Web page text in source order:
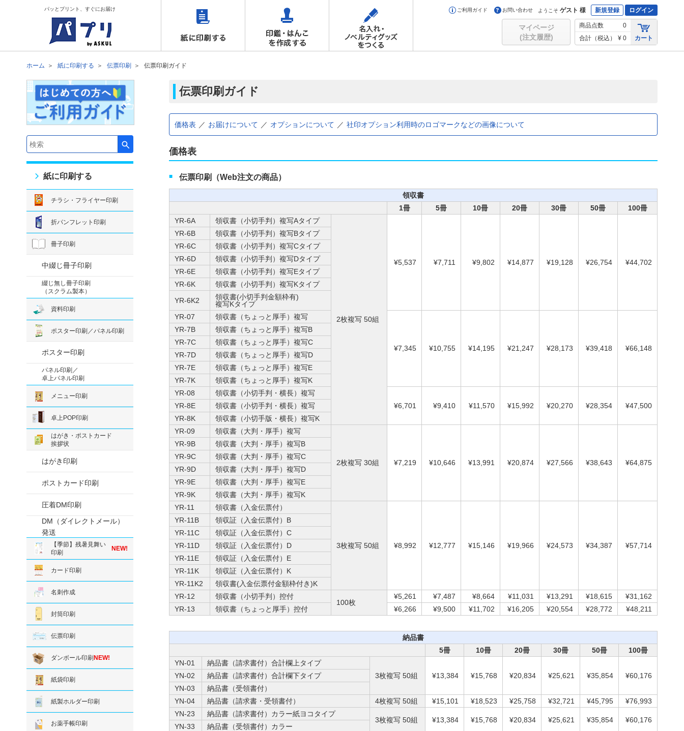
パッとプリント、すぐにお届け ご利用ガイド お問い合わせ ようこそ ゲスト 様 新規登録 ログイン
マイページ
(注文履歴)
商品点数
0
合計（税込）
¥ 0 カート
ホーム 紙に印刷する 伝票印刷 伝票印刷ガイド
伝票印刷ガイド
価格表 お届けについて オプションについて 社印オプション利用時のロゴマークなどの画像について
価格表
伝票印刷（Web注文の商品）
領収書
1冊
5冊 10冊 20冊 30冊 50冊
100冊
YR-6A
領収書（小切手判）複写Aタイプ
2枚複写 50組
¥5,537 ¥7,711 ¥9,802 ¥14,877 ¥19,128 ¥26,754 ¥44,702
YR-6B
領収書（小切手判）複写Bタイプ
YR-6C
領収書（小切手判）複写Cタイプ
YR-6D
領収書（小切手判）複写Dタイプ
YR-6E
領収書（小切手判）複写Eタイプ
YR-6K
領収書（小切手判）複写Kタイプ
YR-6K2
領収書(小切手判金額枠有)
複写Kタイプ
YR-07
領収書（ちょっと厚手）複写
¥7,345 ¥10,755 ¥14,195 ¥21,247 ¥28,173 ¥39,418 ¥66,148
YR-7B
領収書（ちょっと厚手）複写B
YR-7C
領収書（ちょっと厚手）複写C
YR-7D
領収書（ちょっと厚手）複写D
YR-7E
領収書（ちょっと厚手）複写E
YR-7K
領収書（ちょっと厚手）複写K
YR-08
領収書（小切手判・横長）複写
¥6,701
¥9,410 ¥11,570 ¥15,992 ¥20,270 ¥28,354 ¥47,500
YR-8E
領収書（小切手判・横長）複写
YR-8K
領収書（小切手版・横長）複写K
YR-09
領収書（大判・厚手）複写
2枚複写 30組 ¥7,219 ¥10,646 ¥13,991 ¥20,874 ¥27,566 ¥38,643 ¥64,875
YR-9B
領収書（大判・厚手）複写B
YR-9C
領収書（大判・厚手）複写C
YR-9D
領収書（大判・厚手）複写D
YR-9E
領収書（大判・厚手）複写E
YR-9K
領収書（大判・厚手）複写K
YR-11
領収書（入金伝票付）
3枚複写 50組 ¥8,992 ¥12,777 ¥15,146 ¥19,966 ¥24,573 ¥34,387 ¥57,714
YR-11B
領収証（入金伝票付）B
YR-11C
領収証（入金伝票付）C
YR-11D
領収証（入金伝票付）D
YR-11E
領収証（入金伝票付）E
YR-11K
領収証（入金伝票付）K
YR-11K2
領収書(入金伝票付金額枠付き)K
YR-12
領収書（小切手判）控付
100枚
¥5,261 ¥7,487 ¥8,664 ¥11,031 ¥13,291 ¥18,615
¥31,162
YR-13
領収書（ちょっと厚手）控付 ¥6,266 ¥9,500 ¥11,702 ¥16,205 ¥20,554 ¥28,772 ¥48,211
納品書
5冊
10冊 20冊 30冊 50冊
100冊
YN-01
納品書（請求書付）合計欄上タイプ
3枚複写 50組
¥13,384 ¥15,768 ¥20,834 ¥25,621 ¥35,854 ¥60,176
YN-02
納品書（請求書付）合計欄下タイプ
YN-03
納品書（受領書付）
YN-04
納品書（請求書・受領書付） 4枚複写 50組 ¥15,101 ¥18,523 ¥25,758 ¥32,721 ¥45,795
¥76,993
YN-23
納品書（請求書付）カラー紙ヨコタイプ
3枚複写 50組 ¥13,384 ¥15,768 ¥20,834 ¥25,621 ¥35,854
¥60,176
YN-33
納品書（受領書付）カラー
検索キーワード入力
紙に印刷する
チラシ・フライヤー印刷
折パンフレット印刷
冊子印刷
中綴じ冊子印刷
綴じ無し冊子印刷
（スクラム製本）
資料印刷
ポスター印刷／パネル印刷
ポスター印刷
パネル印刷／
卓上パネル印刷
メニュー印刷
卓上POP印刷
はがき・ポストカード
挨拶状
はがき印刷
ポストカード印刷
圧着DM印刷
DM（ダイレクトメール）
発送
【季節】残暑見舞い
印刷
NEW!
カード印刷
名刺作成
封筒印刷
伝票印刷
ダンボール印刷NEW!
紙袋印刷
紙製ホルダー印刷
お薬手帳印刷